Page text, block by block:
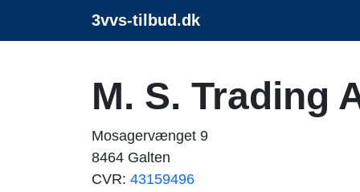
3vvs-tilbud.dk
M. S. Trading
Mosagervænget 9
8464 Galten
CVR: 43159496